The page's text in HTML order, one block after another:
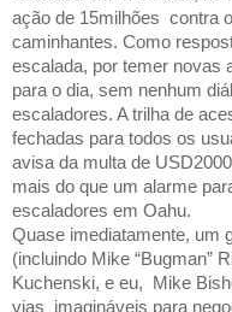
ação de 15milhões contra
caminhantes. Como
escalada, por temer novas
para o dia, sem nenhum
escaladores. A trilha de
fechadas para todos os
avisa da multa de
mais do que um alarme
escaladores em Oahu.
Quase imediatamente, um
(incluindo Mike “Bugman”
Kuchenski, e eu,
Mike
vias
imagináveis para